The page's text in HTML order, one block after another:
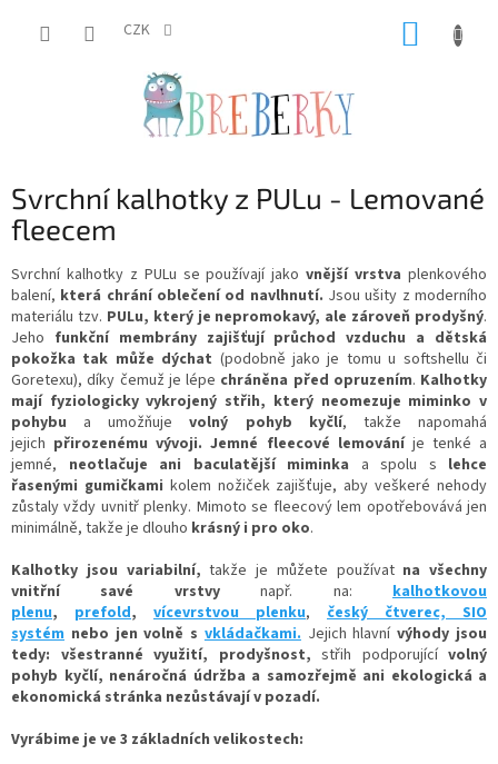
CZK
Svrchní kalhotky z PULu - Lemované
fleecem
Svrchní kalhotky z PULu se používají jakovnější vrstva plenkového
balení, která chrání oblečení od navlhnutí. Jsou ušity z moderního
materiálu tzv. PULu, který je nepromokavý, ale zároveň prodyšný.
Jeho funkční membrány zajišťují průchod vzduchu a dětská
pokožka tak může dýchat (podobně jako je tomu u softshellu či
Goretexu), díky čemuž je lépe chráněna před opruzením. Kalhotky
mají fyziologicky vykrojený střih, který neomezuje miminko v
pohybu a umožňujevolný pohyb kyčlí, takže napomahá
jejich přirozenému vývoji. Jemné fleecové lemováníje tenké a
jemné, neotlačuje ani baculatější miminka a spolu s lehce
řasenými gumičkami kolem nožiček zajišťuje, aby veškeré nehody
zůstaly vždy uvnitř plenky. Mimoto se fleecový lem opotřebovává jen
minimálně, takže je dlouho krásný i pro oko.
Kalhotky jsou variabilní,takže je můžete používatna všechny
vnitřní savé vrstvynapř. na: kalhotkovou
plenu, prefold, vícevrstvou plenku, český čtverec, SIO
systém nebo jen volně s vkládačkami. Jejich hlavnívýhody jsou
tedy: všestranné využití, prodyšnost, střih podporujícívolný
pohyb kyčlí, nenáročná údržba a samozřejmě ani ekologická a
ekonomická stránka nezůstávají v pozadí.
Vyrábime je ve 3 základních velikostech: